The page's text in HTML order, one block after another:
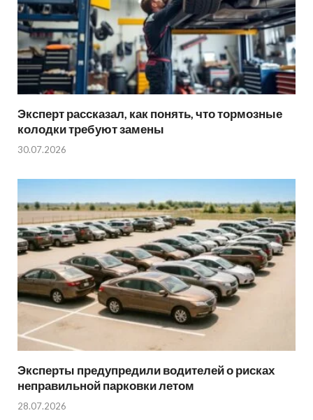
Эксперт рассказал, как понять, что тормозные
колодки требуют замены
30.07.2026
Эксперты предупредили водителей о рисках
неправильной парковки летом
28.07.2026